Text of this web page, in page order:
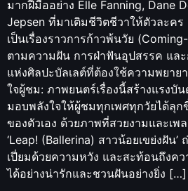
มากฝีมืออย่าง Elle Fanning, Dane
Jepsen ที่มาเติมชีวิตชีวาให้ตัวละคร
เป็นเรื่องราวการก้าวพ้นวัย
ตามความฝัน การฝ่าฟันอุปสรรค แล
แห่งศิลปะบัลเลต์ที่ต้องใช้ความพยาย
ใจผู้ชม: ภาพยนตร์เรื่องนี้สร้างแรงบัน
มอบพลังใจให้ผู้ชมทุกเพศทุกวัยได้ลุ
ของตัวเอง ด้วยภาพที่สวยงามและเพ
‘Leap! (Ballerina) สาวน้อยเขย่งฝัน
เปี่ยมด้วยความหวัง และสะท้อนถึงค
ได้อย่างน่ารักและชวนฝันอย่างยิ่ง […]